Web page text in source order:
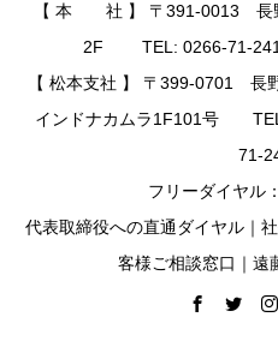
【 本 社 】 〒391-0013 長
2F TEL: 0266-71-
【 松本支社 】 〒399-0701 長
インドナカムラ1F101号
71-
フリーダイヤル
代表取締役への直通ダイヤル
客様ご相談窓口｜